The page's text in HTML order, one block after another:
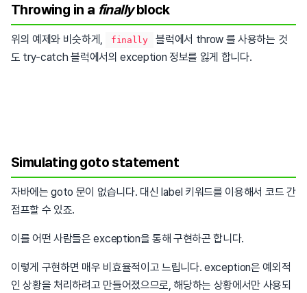
Throwing in a finallyblock
위의 예제와 비슷하게, finally
블럭에서 throw 를 사용하는 것
도 try-catch 블럭에서의 exception 정보를 잃게 합니다.
Simulating goto statement
자바에는 goto 문이 없습니다. 대신 label 키워드를 이용해서 코드 간
점프할 수 있죠.
이를 어떤 사람들은 exception을 통해 구현하곤 합니다.
이렇게 구현하면 매우 비효율적이고 느립니다. exception은 예외적
인 상황을 처리하려고 만들어졌으므로, 해당하는 상황에서만 사용되